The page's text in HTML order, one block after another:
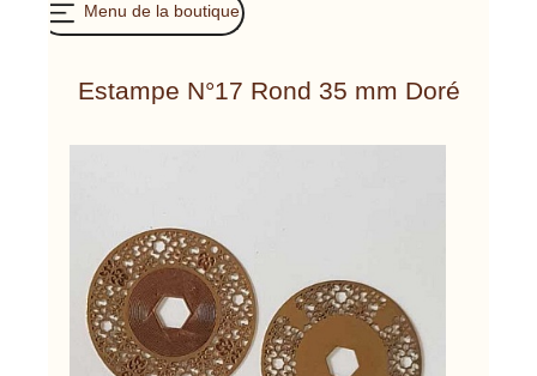
Menu de la boutique
Estampe N°17 Rond 35 mm Doré